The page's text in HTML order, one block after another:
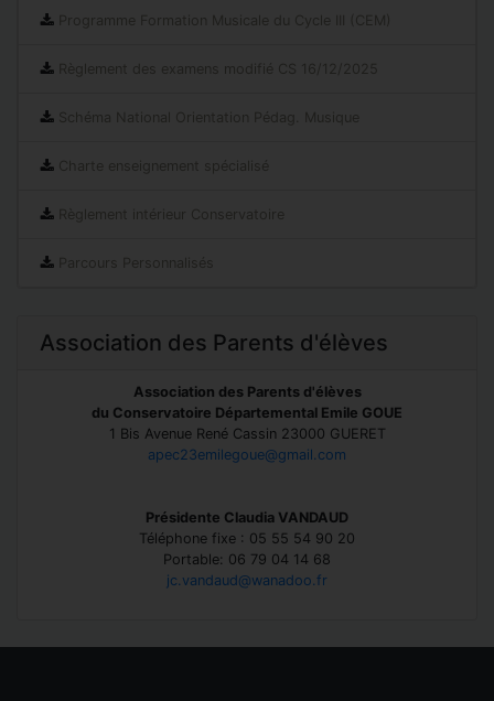
Programme Formation Musicale du Cycle III (CEM)
Règlement des examens modifié CS 16/12/2025
Schéma National Orientation Pédag. Musique
Charte enseignement spécialisé
Règlement intérieur Conservatoire
Parcours Personnalisés
Association des Parents d'élèves
Association des Parents d'élèves
du Conservatoire Départemental Emile GOUE
1 Bis Avenue René Cassin 23000 GUERET
apec23emilegoue@gmail.com
Présidente Claudia VANDAUD
Téléphone fixe : 05 55 54 90 20
Portable: 06 79 04 14 68
jc.vandaud@wanadoo.fr